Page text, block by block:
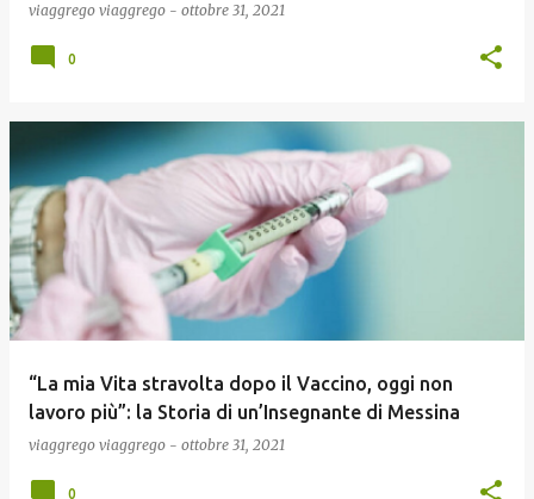
viaggrego viaggrego - ottobre 31, 2021
0
“La mia Vita stravolta dopo il Vaccino, oggi non
lavoro più”: la Storia di un’Insegnante di Messina
viaggrego viaggrego - ottobre 31, 2021
0